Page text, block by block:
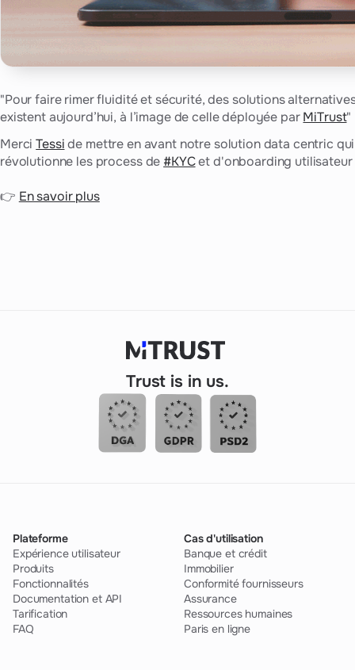
"Pour faire rimer fluidité et sécurité, des solutions
existent aujourd’hui, à l’image de celle déployée parMiTrust"
MerciTesside mettre en avant notre solution data centric qui
révolutionne les process de #KYCet d'onboarding utilisateur
👉 En savoir plus
Trust is in us.
Plateforme
Expérience utilisateur
Produits
Fonctionnalités
Documentation et API
Tarification
FAQ
Cas d'utilisation
Banque et crédit
Immobilier
Conformité fournisseurs
Assurance
Ressources humaines
Paris en ligne